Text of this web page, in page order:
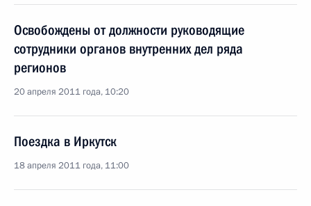
Освобождены от должности руководящие
сотрудники органов внутренних дел ряда
регионов
20 апреля 2011 года, 10:20
Поездка в Иркутск
18 апреля 2011 года, 11:00